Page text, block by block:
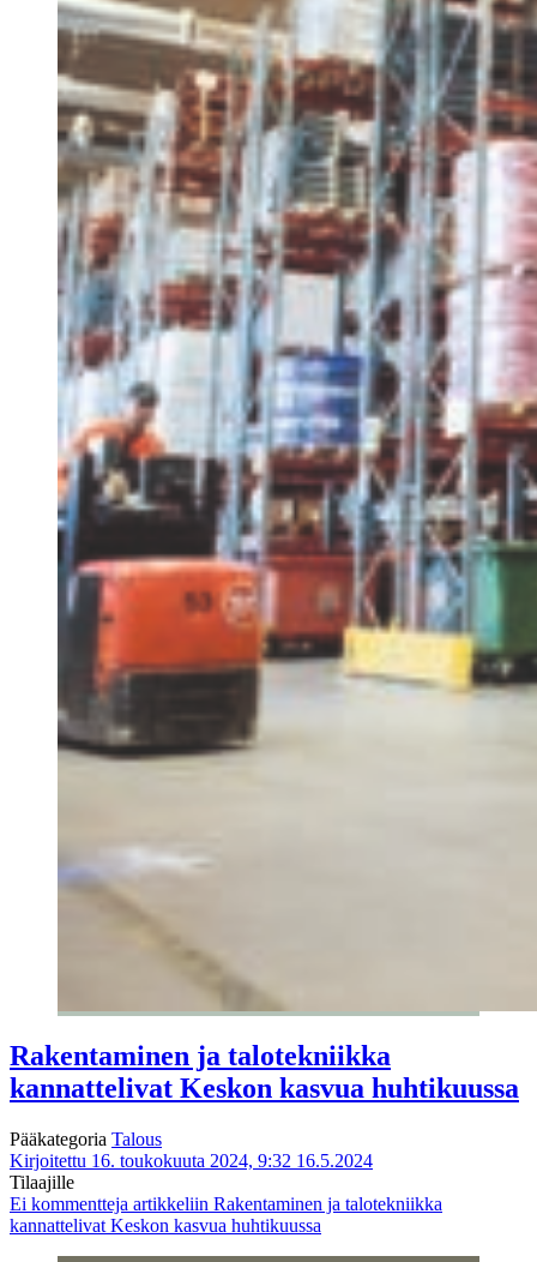
Rakentaminen ja talotekniikka
kannattelivat Keskon kasvua huhtikuussa
Pääkategoria Talous
Kirjoitettu 16. toukokuuta 2024, 9:32 16.5.2024
Tilaajille
Ei kommentteja artikkeliin Rakentaminen ja talotekniikka
kannattelivat Keskon kasvua huhtikuussa